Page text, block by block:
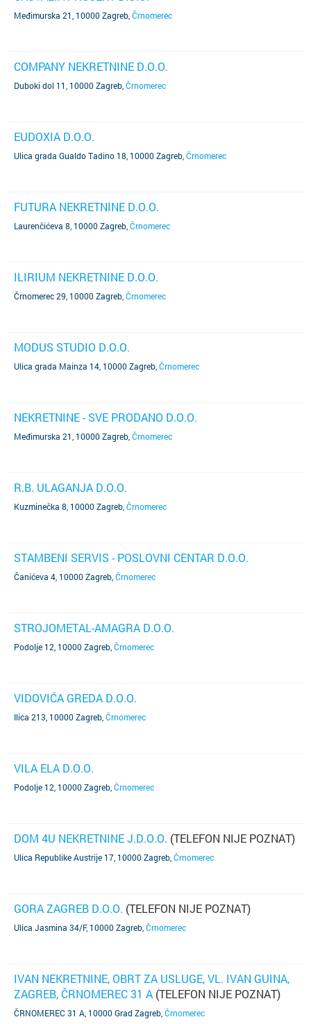
Međimurska 21, 10000 Zagreb Črnomerec
COMPANY NEKRETNINE D.O.O.
Duboki dol 11, 10000 Zagreb Črnomerec
EUDOXIA D.O.O.
Ulica grada Gualdo Tadino 18, 10000 Zagreb Črnomerec
FUTURA NEKRETNINE D.O.O.
Laurenčićeva 8, 10000 Zagreb Črnomerec
ILIRIUM NEKRETNINE D.O.O.
Črnomerec 29, 10000 Zagreb Črnomerec
MODUS STUDIO D.O.O.
Ulica grada Mainza 14, 10000 Zagreb Črnomerec
NEKRETNINE - SVE PRODANO D.O.O.
Međimurska 21, 10000 Zagreb Črnomerec
R.B. ULAGANJA D.O.O.
Kuzminečka 8, 10000 Zagreb Črnomerec
STAMBENI SERVIS - POSLOVNI CENTAR D.O.O.
Čanićeva 4, 10000 Zagreb Črnomerec
STROJOMETAL-AMAGRA D.O.O.
Podolje 12, 10000 Zagreb Črnomerec
VIDOVIĆA GREDA D.O.O.
Ilica 213, 10000 Zagreb Črnomerec
VILA ELA D.O.O.
Podolje 12, 10000 Zagreb Črnomerec
DOM 4U NEKRETNINE J.D.O.O. (TELEFON NIJE POZNAT)
Ulica Republike Austrije 17, 10000 Zagreb Črnomerec
GORA ZAGREB D.O.O. (TELEFON NIJE POZNAT)
Ulica Jasmina 34/F, 10000 Zagreb Črnomerec
IVAN NEKRETNINE, OBRT ZA USLUGE, VL. IVAN GUINA,
ZAGREB, ČRNOMEREC 31 A (TELEFON NIJE POZNAT)
ČRNOMEREC 31 A, 10000 Grad Zagreb Črnomerec